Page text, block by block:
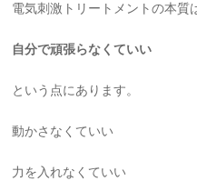
電気刺激トリートメントの本質
自分で頑張らなくていい
という点にあります。
動かさなくていい
力を入れなくていい